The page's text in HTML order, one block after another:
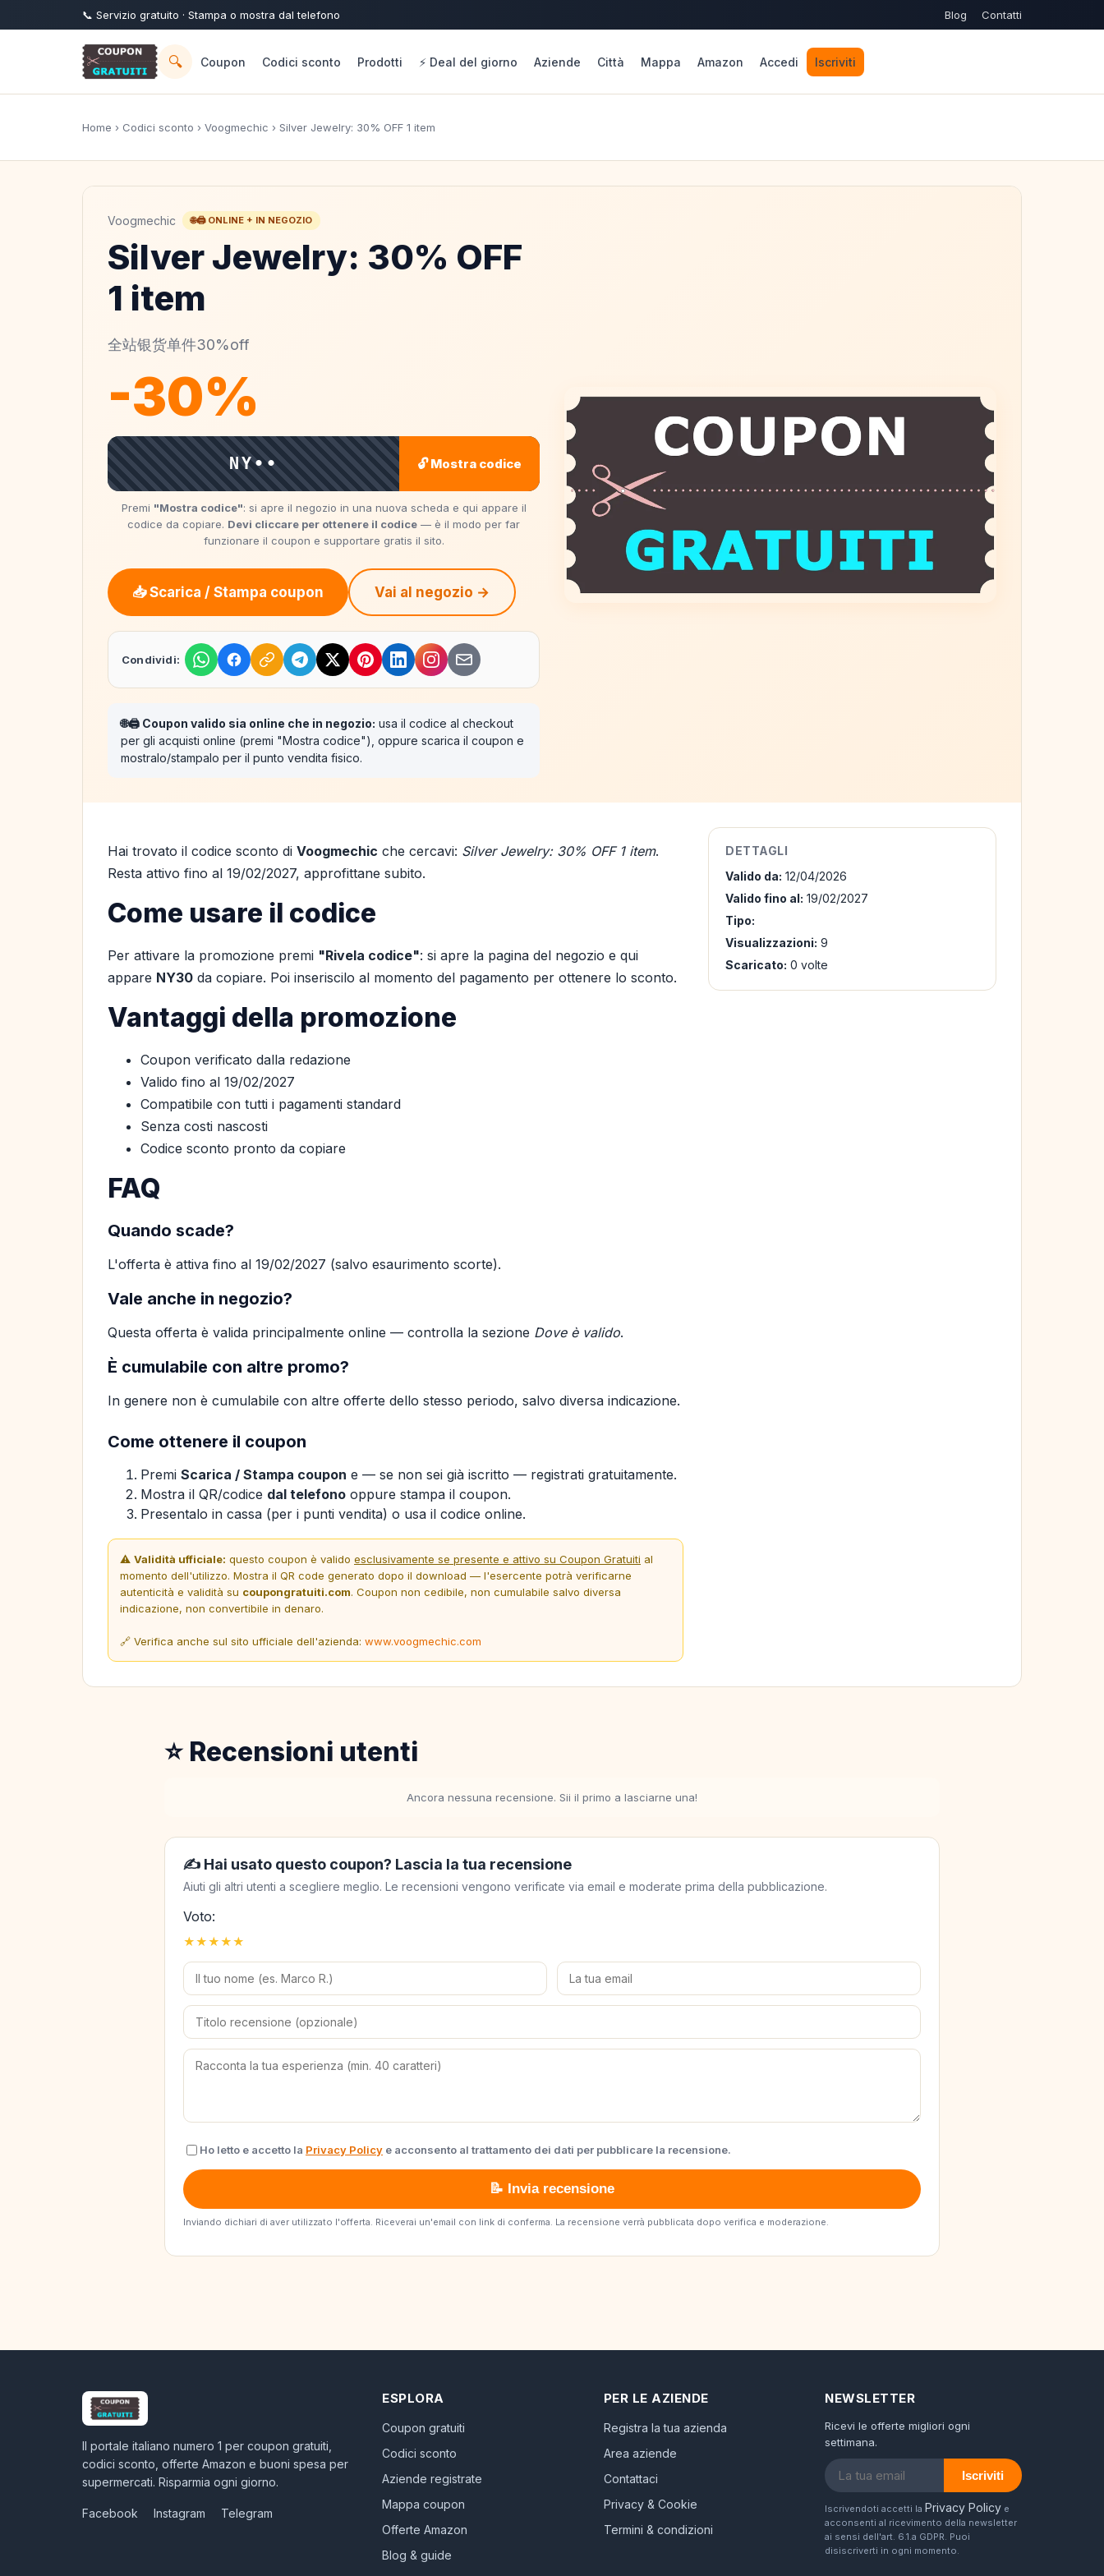
📞 Servizio gratuito · Stampa o mostra dal telefono Blog Contatti
🔍 Coupon Codici sconto Prodotti ⚡ Deal del giorno Aziende Città Mappa Amazon Accedi Iscriviti
Home › Codici sconto › Voogmechic › Silver Jewelry: 30% OFF 1 item
Voogmechic 🌐🖨️ ONLINE + IN NEGOZIO
Silver Jewelry: 30% OFF
1 item
全站银货单件30%off
-30%
NY•• 🔓 Mostra codice
Premi "Mostra codice": si apre il negozio in una nuova scheda e qui appare il
codice da copiare. Devi cliccare per ottenere il codice — è il modo per far
funzionare il coupon e supportare gratis il sito.
📥 Scarica / Stampa coupon Vai al negozio →
Condividi:
🌐🖨️ Coupon valido sia online che in negozio: usa il codice al checkout
per gli acquisti online (premi "Mostra codice"), oppure scarica il coupon e
mostralo/stampalo per il punto vendita fisico.
Hai trovato il codice sconto di Voogmechic che cercavi: Silver Jewelry: 30% OFF 1 item.
Resta attivo fino al 19/02/2027, approfittane subito.
Come usare il codice
Per attivare la promozione premi "Rivela codice": si apre la pagina del negozio e qui
appare NY30 da copiare. Poi inseriscilo al momento del pagamento per ottenere lo sconto.
Vantaggi della promozione
Coupon verificato dalla redazione
Valido fino al 19/02/2027
Compatibile con tutti i pagamenti standard
Senza costi nascosti
Codice sconto pronto da copiare
FAQ
Quando scade?
L'offerta è attiva fino al 19/02/2027 (salvo esaurimento scorte).
Vale anche in negozio?
Questa offerta è valida principalmente online — controlla la sezione Dove è valido.
È cumulabile con altre promo?
In genere non è cumulabile con altre offerte dello stesso periodo, salvo diversa indicazione.
Come ottenere il coupon
Premi Scarica / Stampa coupon e — se non sei già iscritto — registrati gratuitamente.
Mostra il QR/codice dal telefono oppure stampa il coupon.
Presentalo in cassa (per i punti vendita) o usa il codice online.
⚠️ Validità ufficiale: questo coupon è valido esclusivamente se presente e attivo su Coupon Gratuiti al
momento dell'utilizzo. Mostra il QR code generato dopo il download — l'esercente potrà verificarne
autenticità e validità su coupongratuiti.com. Coupon non cedibile, non cumulabile salvo diversa
indicazione, non convertibile in denaro.
🔗 Verifica anche sul sito ufficiale dell'azienda: www.voogmechic.com
DETTAGLI
Valido da: 12/04/2026
Valido fino al: 19/02/2027
Tipo:
Visualizzazioni: 9
Scaricato: 0 volte
⭐ Recensioni utenti
Ancora nessuna recensione. Sii il primo a lasciarne una!
✍️ Hai usato questo coupon? Lascia la tua recensione
Aiuti gli altri utenti a scegliere meglio. Le recensioni vengono verificate via email e moderate prima della pubblicazione.
Voto:
★
★
★
★
★
Ho letto e accetto la Privacy Policy e acconsento al trattamento dei dati per pubblicare la recensione.
📝 Invia recensione
Inviando dichiari di aver utilizzato l'offerta. Riceverai un'email con link di conferma. La recensione verrà pubblicata dopo verifica e moderazione.
Il portale italiano numero 1 per coupon gratuiti,
codici sconto, offerte Amazon e buoni spesa per
supermercati. Risparmia ogni giorno.
Facebook Instagram Telegram
ESPLORA
Coupon gratuiti
Codici sconto
Aziende registrate
Mappa coupon
Offerte Amazon
Blog & guide
PER LE AZIENDE
Registra la tua azienda
Area aziende
Contattaci
Privacy & Cookie
Termini & condizioni
NEWSLETTER
Ricevi le offerte migliori ogni
settimana.
Iscriviti
Iscrivendoti accetti la Privacy Policy e
acconsenti al ricevimento della newsletter
ai sensi dell'art. 6.1.a GDPR. Puoi
disiscriverti in ogni momento.